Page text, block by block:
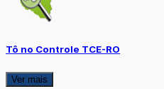
Tô no Controle TCE-RO
Ver mais